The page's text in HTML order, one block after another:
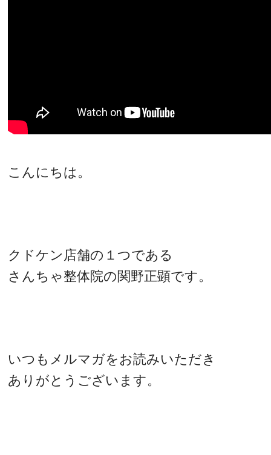
こんにちは。
クドケン店舗の１つである
さんちゃ整体院の関野正顕です。
いつもメルマガをお読みいただき
ありがとうございます。